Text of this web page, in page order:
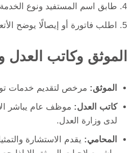
طابق اسم المستفيد ونوع
اطلب فاتورة أو إيصالًا يوضح
الموثق وكاتب العدل
الموثق: مرخص لتقديم خدمات
كاتب العدل: موظف عام يباشر
لدى وزارة العدل.
المحامي: يقدم الاستشارة